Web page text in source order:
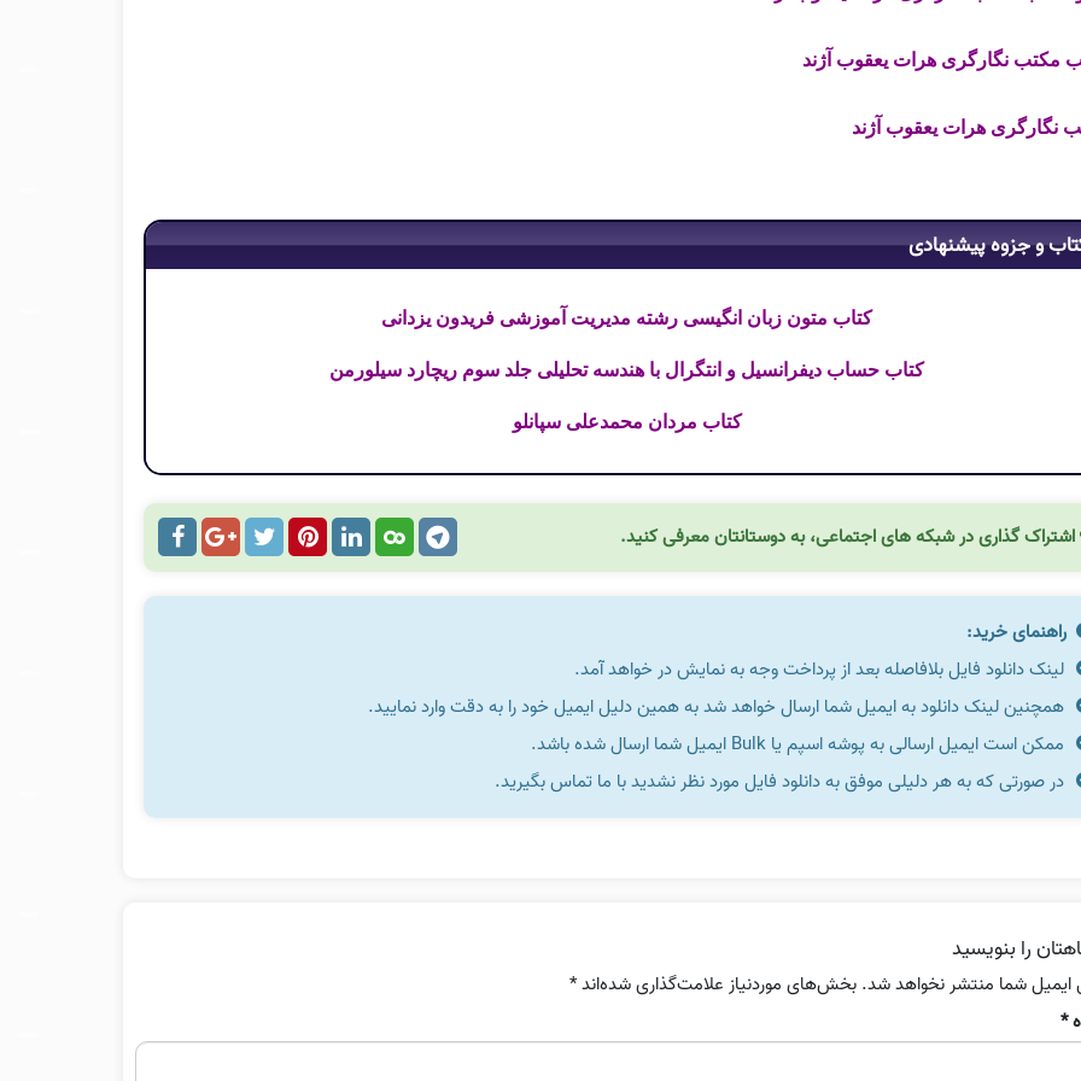
مکتب نگارگری هرات یعقوب آژند
نگارگری هرات یعقوب آژند
و جزوه پیشنهادی
کتاب متون زبان انگیسی رشته مدیریت آموزشی فریدون یزدانی
کتاب حساب دیفرانسیل و انتگرال با هندسه تحلیلی جلد سوم ریچارد سیلورمن
کتاب مردان محمدعلی سپانلو
اشتراک گذاری در شبکه های اجتماعی، به دوستانتان معرفی کنید.
راهنمای خرید:
لینک دانلود فایل بلافاصله بعد از پرداخت وجه به نمایش در خواهد آمد.
همچنین لینک دانلود به ایمیل شما ارسال خواهد شد به همین دلیل ایمیل خود را به دقت وارد نمایید.
ممکن است ایمیل ارسالی به پوشه اسپم یا Bulk ایمیل شما ارسال شده باشد.
در صورتی که به هر دلیلی موفق به دانلود فایل مورد نظر نشدید با ما تماس بگیرید.
را بنویسید
ایمیل شما منتشر نخواهد شد. بخش‌های موردنیاز علامت‌گذاری شده‌اند*
*